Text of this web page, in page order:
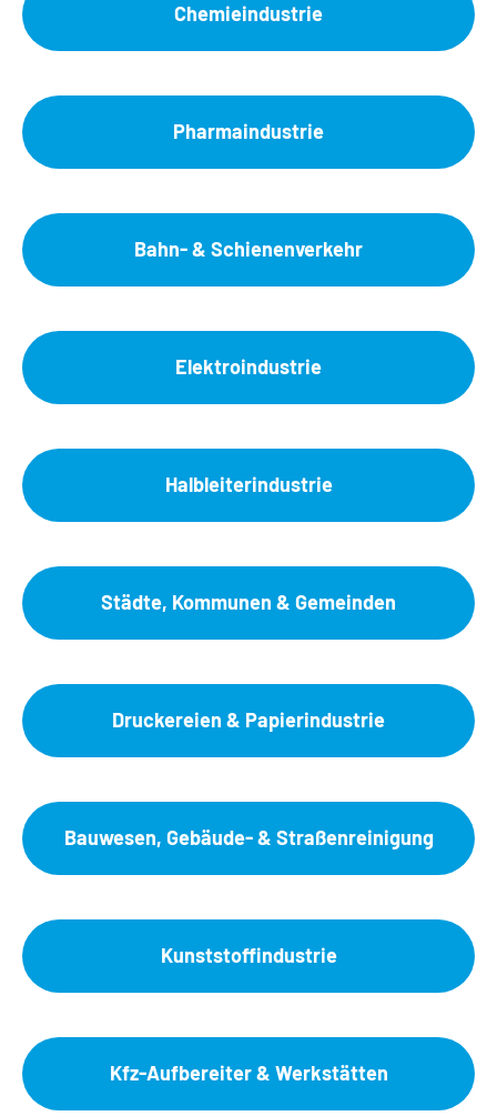
Chemieindustrie
Pharmaindustrie
Bahn- & Schienenverkehr
Elektroindustrie
Halbleiterindustrie
Städte, Kommunen & Gemeinden
Druckereien & Papierindustrie
Bauwesen, Gebäude- & Straßenreinigung
Kunststoffindustrie
Kfz-Aufbereiter & Werkstätten